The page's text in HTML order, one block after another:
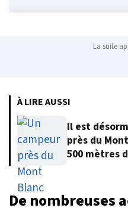
La suite
À LIRE AUSSI
Il est
près du
500 mètres
De nombreuses